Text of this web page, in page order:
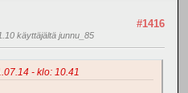
#1416
käyttäjältä junnu_85
- klo: 10.41